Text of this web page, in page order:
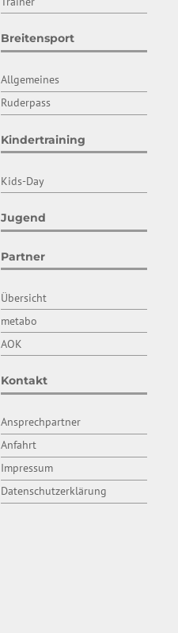
Breitensport
Allgemeines
Ruderpass
Kindertraining
Kids-Day
Jugend
Partner
Übersicht
metabo
AOK
Kontakt
Ansprechpartner
Anfahrt
Impressum
Datenschutzerklärung